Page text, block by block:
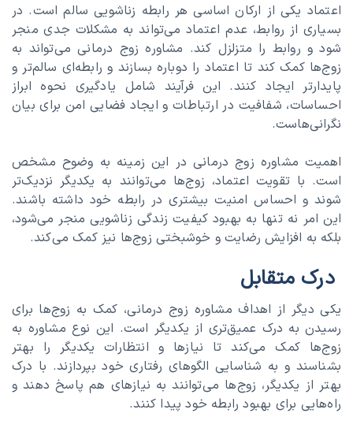
اعتماد یکی از ارکان اساسی هر رابطه زناشویی سالم است. در
بسیاری از روابط، عدم اعتماد می‌تواند به مشکلات جدی منجر
شود و روابط را متزلزل کند. مشاوره زوج درمانی می‌تواند به
زوج‌ها کمک کند تا اعتماد را دوباره بسازند و رابطه‌ای سالم‌تر و
پایدارتر ایجاد کنند. این فرآیند شامل یادگیری نحوه ابراز
احساسات، شفافیت در ارتباطات و ایجاد فضایی امن برای بیان
نگرانی‌هاست.
اهمیت مشاوره زوج درمانی در این زمینه به وضوح مشخص
است. با تقویت اعتماد، زوج‌ها می‌توانند به یکدیگر نزدیک‌تر
شوند و احساس امنیت بیشتری در رابطه خود داشته باشند.
این امر نه تنها به بهبود کیفیت زندگی زناشویی منجر می‌شود،
بلکه به افزایش رضایت و خوشبختی زوج‌ها نیز کمک می‌کند.
درک متقابل
یکی دیگر از اهداف مشاوره زوج درمانی، کمک به زوج‌ها برای
رسیدن به درک عمیق‌تری از یکدیگر است. این نوع مشاوره به
زوج‌ها کمک می‌کند تا نیازها و انتظارات یکدیگر را بهتر
بشناسند و به شناسایی الگوهای رفتاری خود بپردازند. با درک
بهتر از یکدیگر، زوج‌ها می‌توانند به نیازهای هم پاسخ دهند و
راه‌هایی برای بهبود رابطه خود پیدا کنند.